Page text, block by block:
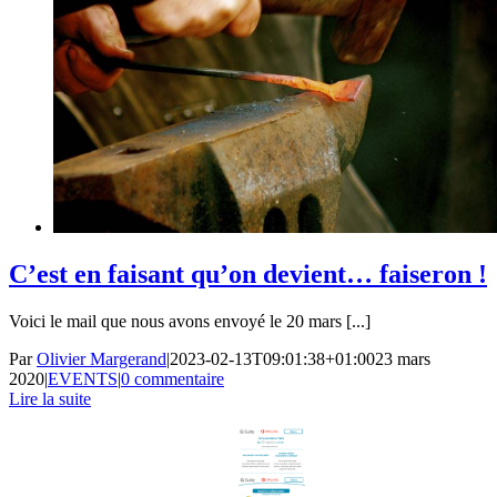
C’est en faisant qu’on devient… faiseron !
Voici le mail que nous avons envoyé le 20 mars [...]
ParOlivier Margerand|2023-02-13T09:01:38+01:0023 mars
2020|EVENTS|0 commentaire
Lire la suite